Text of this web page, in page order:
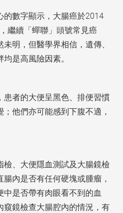
的數字顯示，大腸癌於2014
繼續「蟬聯」頭號常見癌
明，但醫學界相信，遺傳、
是高風險因素。
患者的大便呈黑色、排便習慣
他們亦可能感到下腹不適，
檢、大便隱血測試及大腸鏡檢
內是否有任何硬塊或腫瘤，
是否帶有肉眼看不到的血
窺鏡檢查大腸腔內的情況，有